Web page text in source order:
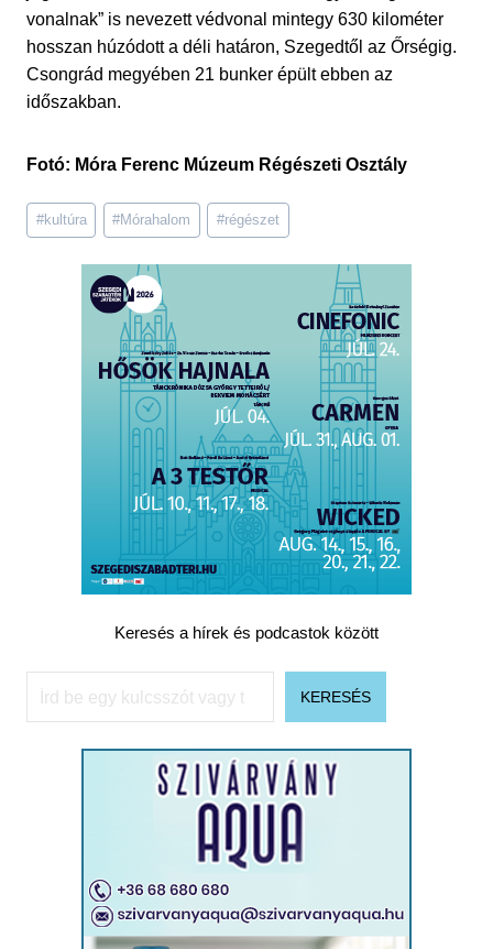
vonalnak” is nevezett védvonal mintegy 630 kilométer
hosszan húzódott a déli határon, Szegedtől az Őrségig.
Csongrád megyében 21 bunker épült ebben az
időszakban.
Fotó: Móra Ferenc Múzeum Régészeti Osztály
Post
Tags:
#kultúra #Mórahalom #régészet
Keresés a hírek és podcastok között
Keresés
KERESÉS